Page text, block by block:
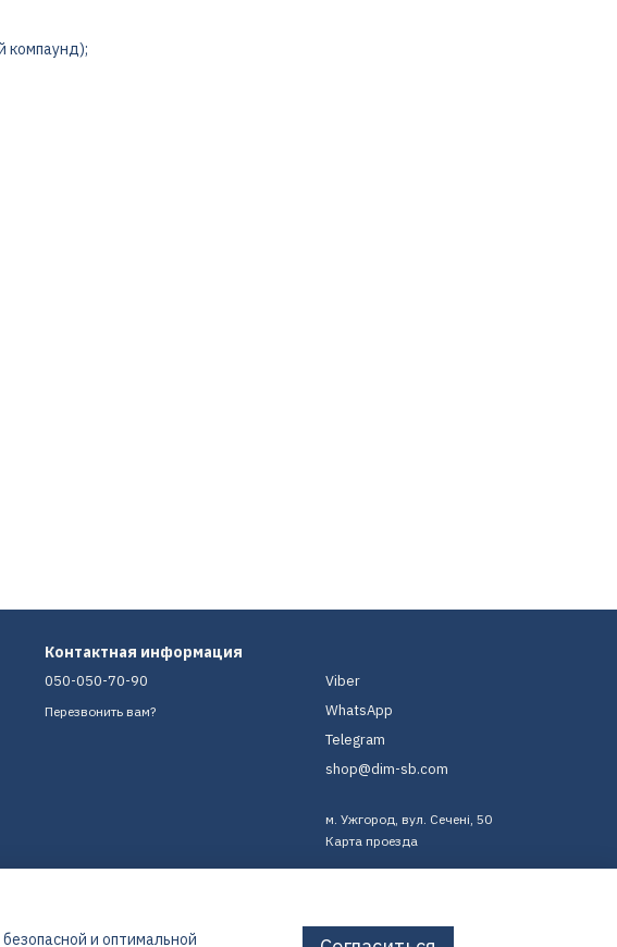
компаунд);
Контактная информация
050-050-70-90
Перезвонить вам?
Viber
WhatsApp
Telegram
shop@dim-sb.com
м. Ужгород, вул. Сечені, 50
Карта проезда
и оптимальной